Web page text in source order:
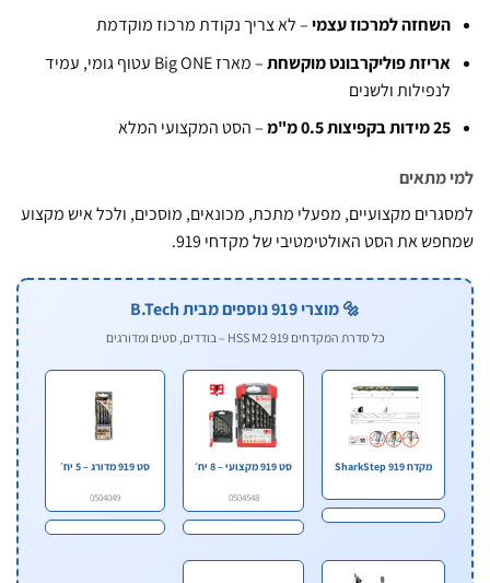
למרכוז עצמי– לא צריך נקודת מרכוז מוקדמת
פוליקרבונט מוקשחת
– מארז Big ONE עטוף גומי, עמיד
ולשנים
– הסט המקצועי המלא
מתאים
מקצועיים, מפעלי מתכת, מכונאים, מוסכים, ולכל איש מקצוע
את הסט האולטימטיבי של מקדחי 919.
🔩 מוצרי 919 נוספים מבית B.Tech
כל סדרת המקדחים 919 HSS M2 – בודדים, סטים ומדורגים
מקדח 919 SharkStep